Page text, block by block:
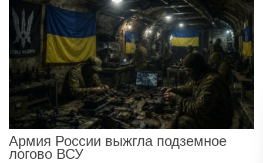
Армия России выжгла подземное
логово ВСУ